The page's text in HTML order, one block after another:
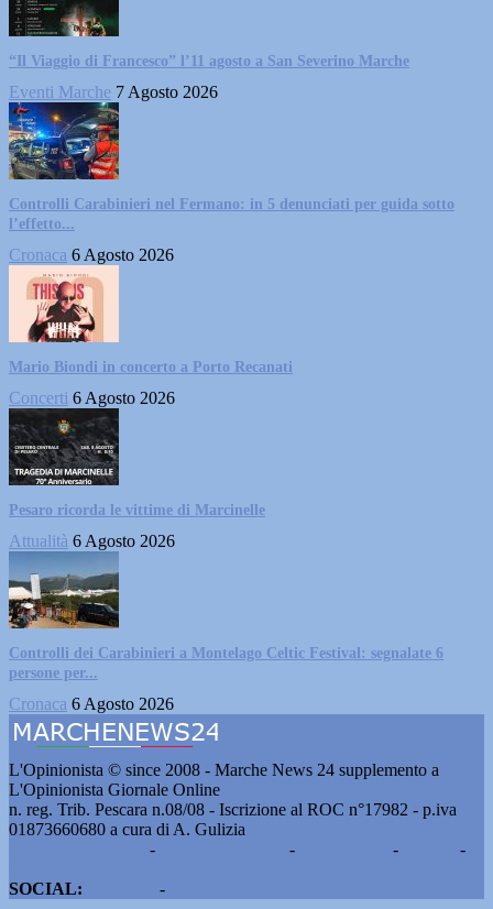
“Il Viaggio di Francesco” l’11 agosto a San Severino Marche
Eventi Marche 7 Agosto 2026
Controlli Carabinieri nel Fermano: in 5 denunciati per guida sotto
l’effetto...
Cronaca 6 Agosto 2026
Mario Biondi in concerto a Porto Recanati
Concerti 6 Agosto 2026
Pesaro ricorda le vittime di Marcinelle
Attualità 6 Agosto 2026
Controlli dei Carabinieri a Montelago Celtic Festival: segnalate 6
persone per...
Cronaca 6 Agosto 2026
L'Opinionista © since 2008 - Marche News 24 supplemento a
L'Opinionista Giornale Online
n. reg. Trib. Pescara n.08/08 - Iscrizione al ROC n°17982 - p.iva
01873660680 a cura di A. Gulizia
- - -
-
SOCIAL:
-